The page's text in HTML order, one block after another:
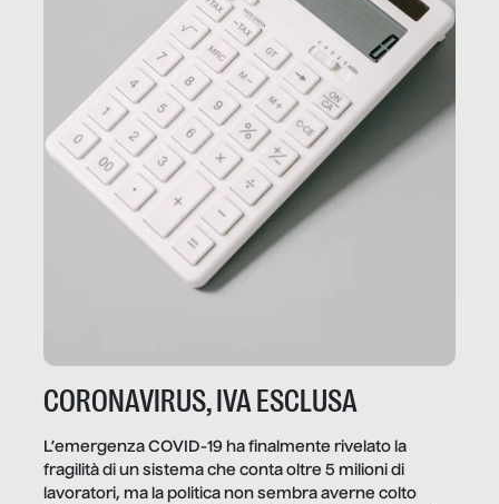
CORONAVIRUS, IVA ESCLUSA
L’emergenza COVID-19 ha finalmente rivelato la
fragilità di un sistema che conta oltre 5 milioni di
lavoratori, ma la politica non sembra averne colto